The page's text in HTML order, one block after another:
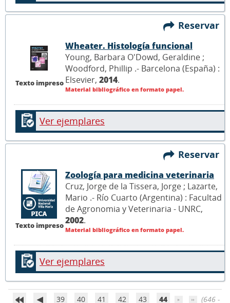
Reservar
Texto impreso
Wheater. Histología funcional
Young, Barbara O'Dowd, Geraldine ;
Woodford, Phillip .- Barcelona (España) :
Elsevier, 2014.
Material bibliográfico en formato papel.
Ver ejemplares
Reservar
Texto impreso
Zoología para medicina veterinaria
Cruz, Jorge de la Tissera, Jorge ; Lazarte,
Mario .- Río Cuarto (Argentina) : Facultad
de Agronomia y Veterinaria - UNRC,
2002.
Material bibliográfico en formato papel.
Ver ejemplares
39 40 41 42 43 44 (646 -